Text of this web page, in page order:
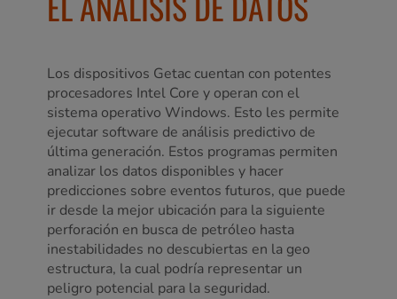
Los dispositivos Getac cuentan con potentes
procesadores Intel Core y operan con el
sistema operativo Windows. Esto les permite
ejecutar software de análisis predictivo de
última generación. Estos programas permiten
analizar los datos disponibles y hacer
predicciones sobre eventos futuros, que puede
ir desde la mejor ubicación para la siguiente
perforación en busca de petróleo hasta
inestabilidades no descubiertas en la geo
estructura, la cual podría representar un
peligro potencial para la seguridad.